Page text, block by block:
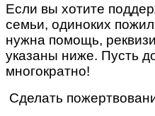
Если вы хотите
семьи, одиноких
нужна помощь,
указаны ниже. Пусть
многократно!
Сделать